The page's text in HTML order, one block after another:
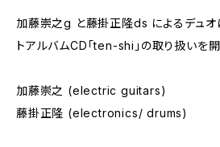
加藤崇之g と藤掛正隆ds によるデュオ
トアルバムCD「ten-shi」の取り扱いを開
加藤崇之 (electric guitars)
藤掛正隆 (electronics/ drums)